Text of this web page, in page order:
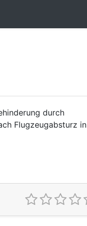
durch
Flugzeugabsturz in